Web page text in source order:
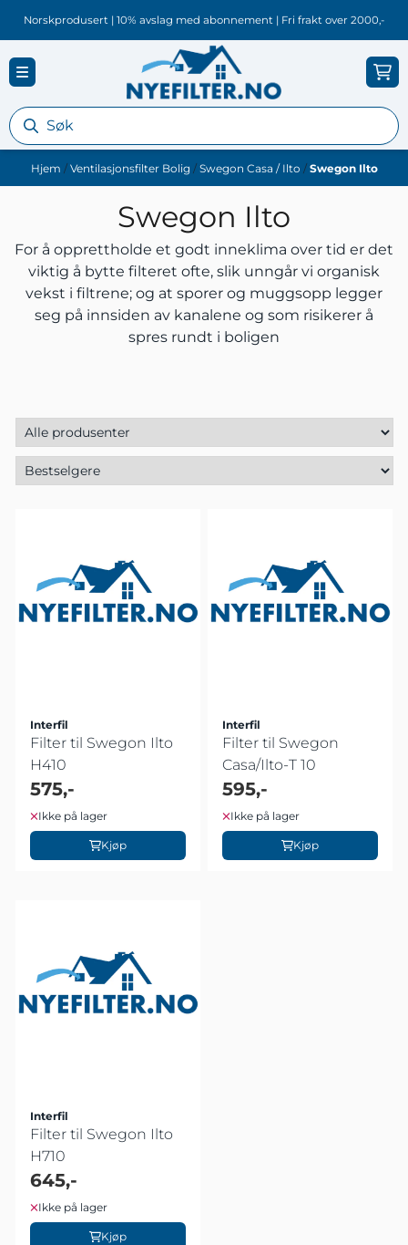
Hopp til innhold
Norskprodusert | 10% avslag med abonnement | Fri frakt over 2000,-
Hjem / Ventilasjonsfilter Bolig / Swegon Casa / Ilto / Swegon Ilto
Swegon Ilto
For å opprettholde et godt inneklima over tid er det
viktig å bytte filteret ofte, slik unngår vi organisk
vekst i filtrene; og at sporer og muggsopp legger
seg på innsiden av kanalene og som risikerer å
spres rundt i boligen
Interfil
Filter til Swegon Ilto
H410
575,-
Ikke på lager
Kjøp
Interfil
Filter til Swegon
Casa/Ilto-T 10
595,-
Ikke på lager
Kjøp
Interfil
Filter til Swegon Ilto
H710
645,-
Ikke på lager
Kjøp